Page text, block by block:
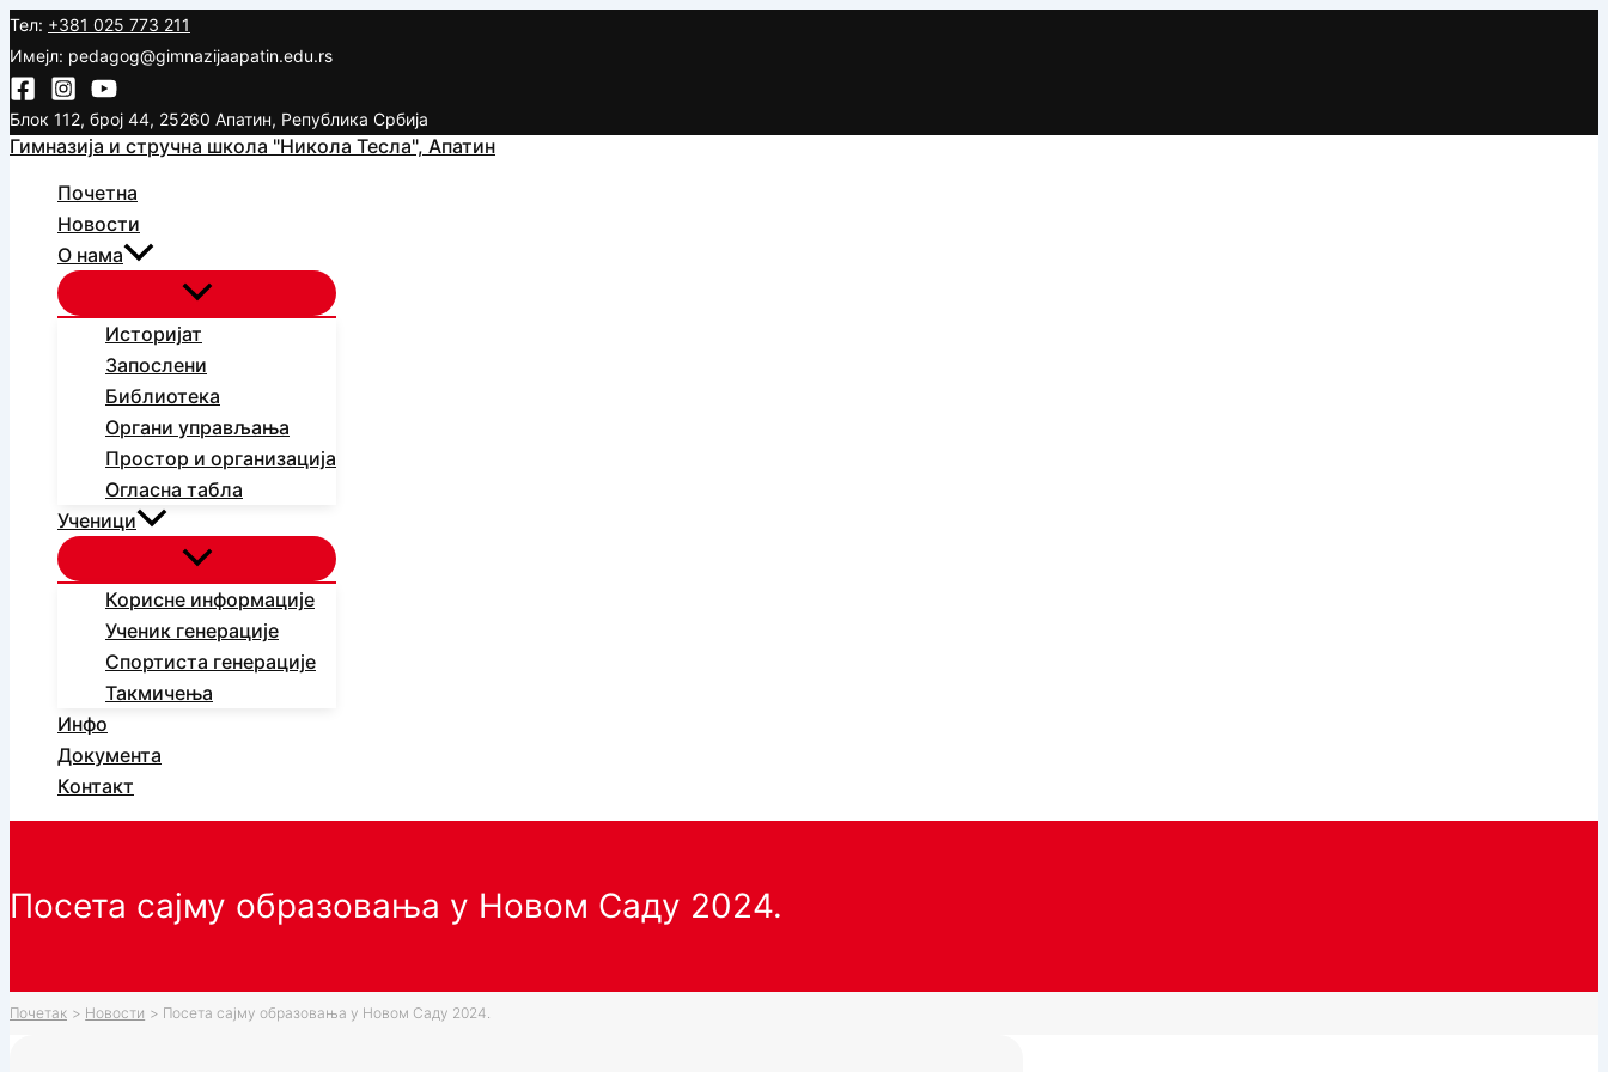
Пређи
на
садржај
Тел: +381 025 773 211
Имејл: pedagog@gimnazijaapatin.edu.rs
Блок 112, број 44, 25260 Апатин, Република Србија
Гимназија и стручна школа "Никола Тесла", Апатин
Почетна
Новости
О нама
Историјат
Запослени
Библиотека
Органи управљања
Простор и организација
Огласна табла
Ученици
Корисне информације
Ученик генерације
Спортиста генерације
Такмичења
Инфо
Документа
Контакт
Посета сајму образовања у Новом Саду 2024.
Почетак Новости Посета сајму образовања у Новом Саду 2024.